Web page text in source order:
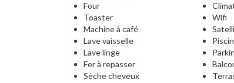
Four
Toaster
Machine à café
Lave vaisselle
Lave linge
Fer à repasser
Sèche cheveux
Wifi